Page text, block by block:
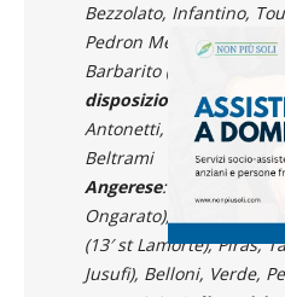
Bezzolato, Infantino,
Pedron Messina,
Barbarito (3′ st Perna
disposizione
: Resta,
Antonetti, Zanarella,
Beltrami
Angerese: Fabbricatore,
Ongarato), Lunardon
(13′ st Lamorte), Piras,
Jusufi), Belloni, Verde,